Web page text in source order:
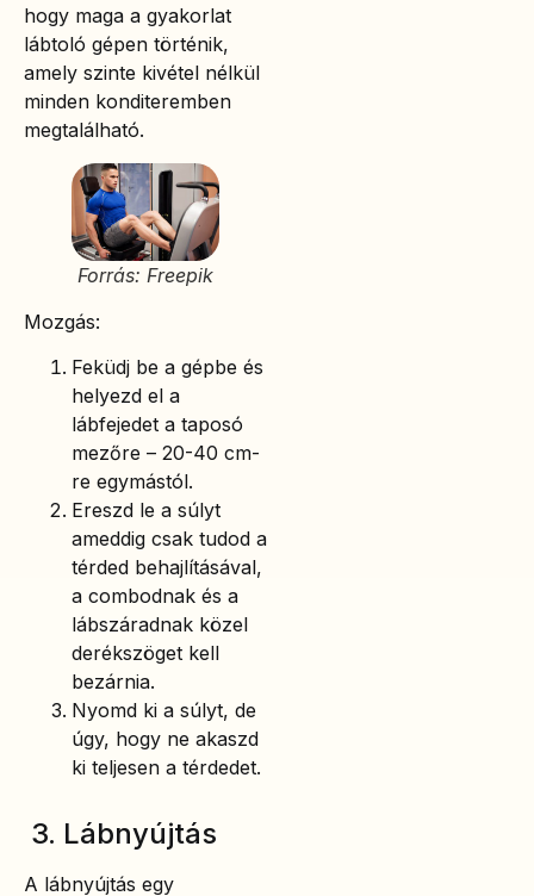
hogy maga a gyakorlat
lábtoló gépen történik,
amely szinte kivétel nélkül
minden konditeremben
megtalálható.
Forrás: Freepik
Mozgás:
Feküdj be a gépbe és
helyezd el a
lábfejedet a taposó
mezőre – 20-40 cm-
re egymástól.
Ereszd le a súlyt
ameddig csak tudod a
térded behajlításával,
a combodnak és a
lábszáradnak közel
derékszöget kell
bezárnia.
Nyomd ki a súlyt, de
úgy, hogy ne akaszd
ki teljesen a térdedet.
3. Lábnyújtás
A lábnyújtás egy